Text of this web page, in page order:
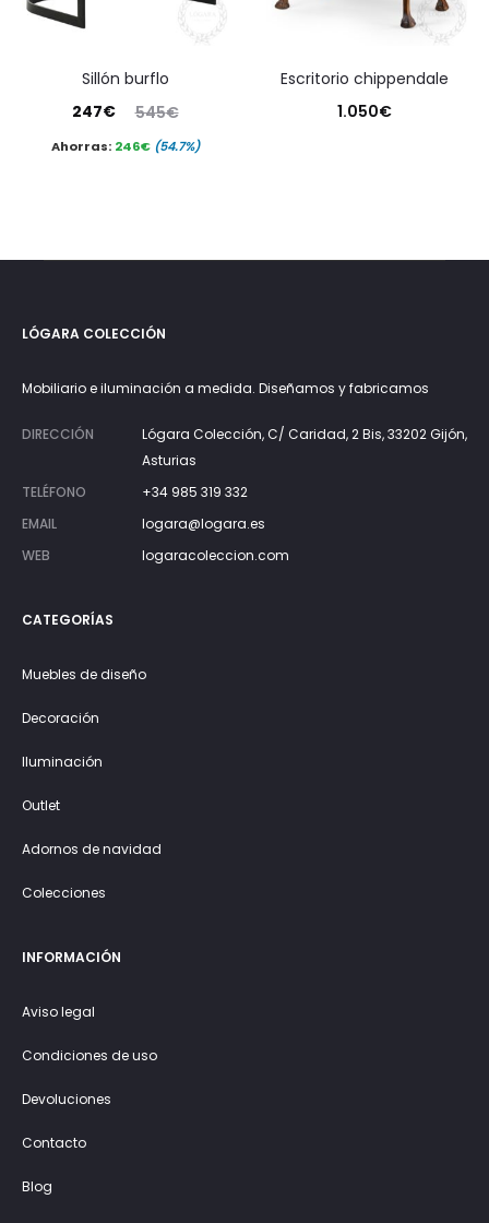
sillón burflo
545€
El
precio
247€
precioAhorras: 246€ (54.7%)
escritorio chippendale
1.050€
LÓGARA COLECCIÓN
Mobiliario e iluminación a medida. Diseñamos y fabricamos
DIRECCIÓN
Lógara Colección, C/ Caridad, 2 Bis, 33202 Gijón,
Asturias
TELÉFONO
+34 985 319 332
EMAIL
logara@logara.es
WEB
logaracoleccion.com
CATEGORÍAS
Muebles de diseño
Decoración
Iluminación
Outlet
Adornos de navidad
Colecciones
INFORMACIÓN
Aviso legal
Condiciones de uso
Devoluciones
Contacto
Blog